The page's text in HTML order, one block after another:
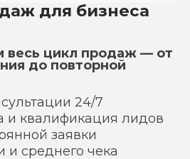
для бизнеса
весь цикл продаж — от
до повторной
24/7
и квалификация лидов
заявки
и среднего чека